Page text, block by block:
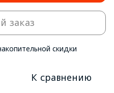
заказ
скидки
К сравнению